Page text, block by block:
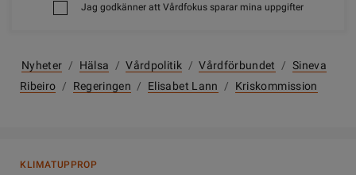
Jag godkänner att Vårdfokus sparar mina uppgifter
Nyheter / Hälsa / Vårdpolitik / Vårdförbundet / Sineva
Ribeiro / Regeringen / Elisabet Lann / Kriskommission
KLIMATUPPROP